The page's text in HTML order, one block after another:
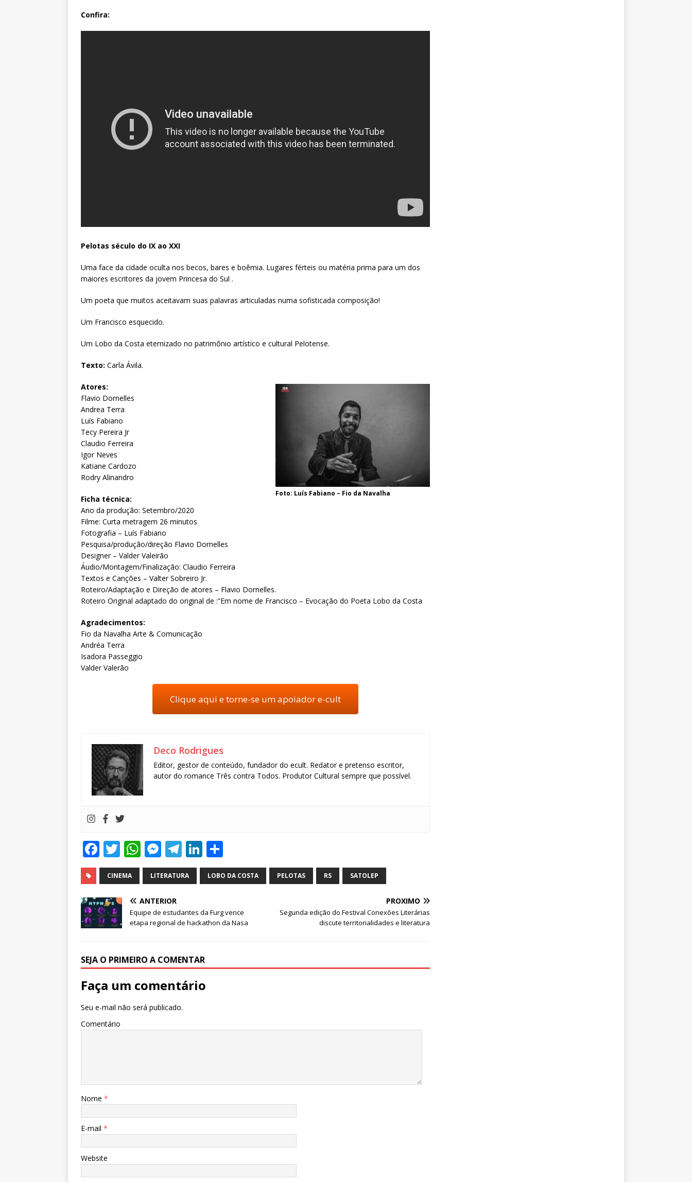
Confira:
Pelotas século do IX ao XXI
Uma face da cidade oculta nos becos, bares e boêmia. Lugares férteis ou matéria prima para um dos
maiores escritores da jovem Princesa do Sul .
Um poeta que muitos aceitavam suas palavras articuladas numa sofisticada composição!
Um Francisco esquecido.
Um Lobo da Costa eternizado no patrimônio artístico e cultural Pelotense.
Texto: Carla Ávila.
Foto: Luís Fabiano – Fio da Navalha
Atores:
Flavio Dornelles
Andrea Terra
Luís Fabiano
Tecy Pereira Jr
Claudio Ferreira
Igor Neves
Katiane Cardozo
Rodry Alinandro
Ficha técnica:
Ano da produção: Setembro/2020
Filme: Curta metragem 26 minutos
Fotografia – Luís Fabiano
Pesquisa/produção/direção Flavio Dornelles
Designer – Valder Valeirão
Áudio/Montagem/Finalização: Claudio Ferreira
Textos e Canções – Valter Sobreiro Jr.
Roteiro/Adaptação e Direção de atores – Flavio Dornelles.
Roteiro Original adaptado do original de :”Em nome de Francisco – Evocação do Poeta Lobo da Costa
Agradecimentos:
Fio da Navalha Arte & Comunicação
Andréa Terra
Isadora Passeggio
Valder Valerão
Clique aqui e torne-se um apoiador e-cult
Deco Rodrigues
Editor, gestor de conteúdo, fundador do ecult. Redator e pretenso escritor,
autor do romance Três contra Todos. Produtor Cultural sempre que possível.
F
a
c
e
b
o
k
T
w
it
te
W
h
at
s
A
p
M
e
ss
e
n
g
r
T
el
e
ra
m
Li
n
k
dI
n
h
ar
CINEMA LITERATURA LOBO DA COSTA PELOTAS RS SATOLEP
ANTERIOR
Equipe de estudantes da Furg vence
etapa regional de hackathon da Nasa
PRÓXIMO
Segunda edição do Festival Conexões Literárias
discute territorialidades e literatura
SEJA O PRIMEIRO A COMENTAR
Faça um comentário
Seu e-mail não será publicado.
Comentário
Nome *
E-mail *
Website